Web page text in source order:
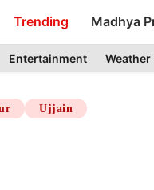
Trending Madhya
Entertainment Weather
Ujjain